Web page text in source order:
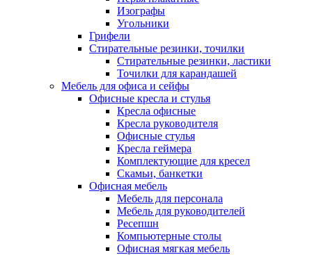
Изографы
Угольники
Грифели
Стирательные резинки, точилки
Стирательные резинки, ластики
Точилки для карандашей
Мебель для офиса и сейфы
Офисные кресла и стулья
Кресла офисные
Кресла руководителя
Офисные стулья
Кресла геймера
Комплектующие для кресел
Скамьи, банкетки
Офисная мебель
Мебель для персонала
Мебель для руководителей
Ресепшн
Компьютерные столы
Офисная мягкая мебель